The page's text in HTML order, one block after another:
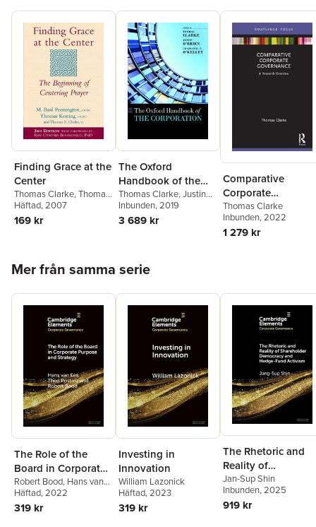
Finding Grace at the
Center
Thomas Clarke,Thomas
Keating,M. Basil
Pennington OCSO
Häftad, 2007
169 kr
The Oxford
Handbook of the
Corporation
Thomas Clarke,Justin
O'Brien,Charles
O'Kelley
Inbunden, 2019
3 689 kr
Comparative
Corporate
Governance
Thomas Clarke
Inbunden, 2022
1 279 kr
Mer från samma serie
The Role of the
Board in Corporate
Purpose and
Strategy
Robert Bood, Hans van
Ees,Theo Postma
Häftad, 2022
319 kr
Investing in
Innovation
William Lazonick
Häftad, 2023
319 kr
The Rhetoric and
Reality of
Shareholder
Democracy and
Hedge-Fund
Jan-Sup Shin
Inbunden, 2025
919 kr